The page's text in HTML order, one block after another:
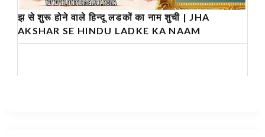
झ से शुरू होने वाले हिन्दू लडकों का नाम शुची | JHA
AKSHAR SE HINDU LADKE KA NAAM